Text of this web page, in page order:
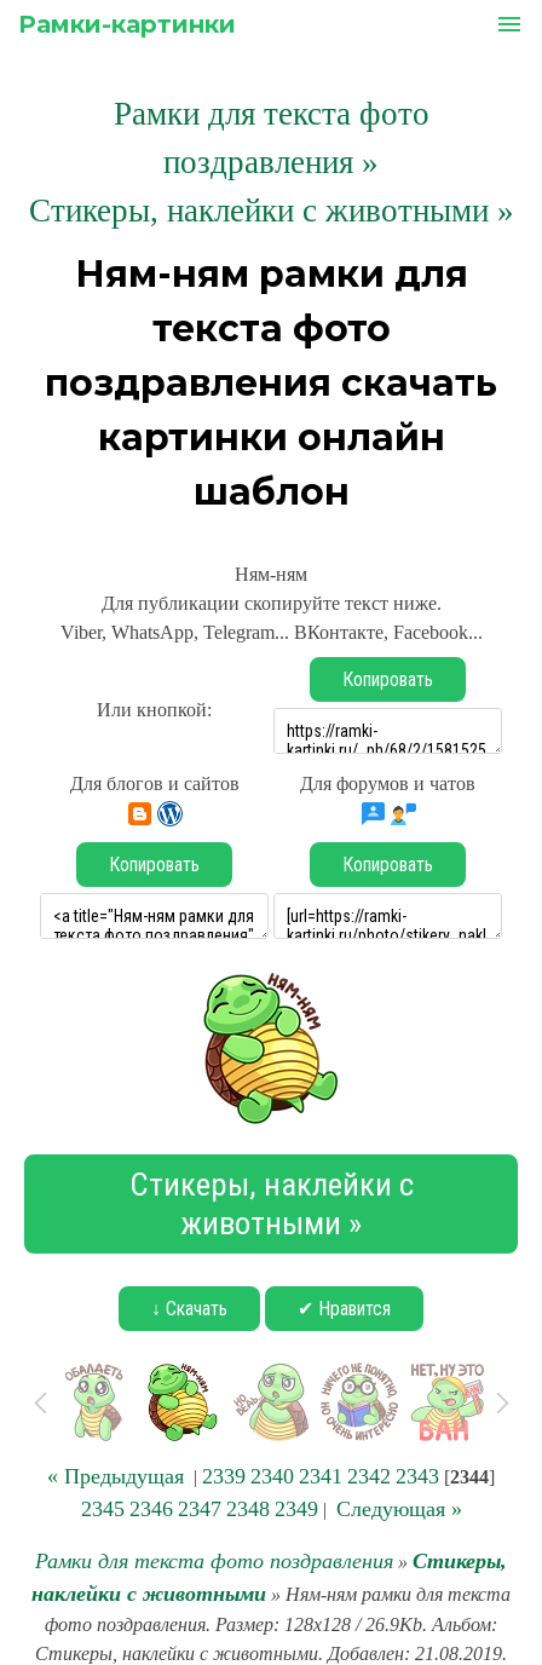
Рамки-картинки menu
Рамки для текста фото
поздравления »
Стикеры, наклейки с животными »
Ням-ням рамки для
текста фото
поздравления скачать
картинки онлайн
шаблон
Ням-ням
Для публикации скопируйте текст ниже.
Viber, WhatsApp, Telegram... ВКонтакте, Facebook...
Или кнопкой:
Копировать
Для блогов и сайтов Для форумов и чатов
Копировать Копировать
Стикеры, наклейки с
животными »
↓ Скачать ✔ Нравится
« Предыдущая | 2339 2340 2341 2342 2343 [2344]
2345 2346 2347 2348 2349| Следующая »
Рамки для текста фото поздравления » Стикеры,
наклейки с животными » Ням-ням рамки для текста
фото поздравления. Размер: 128x128 / 26.9Kb. Альбом:
Стикеры, наклейки с животными. Добавлен: 21.08.2019.